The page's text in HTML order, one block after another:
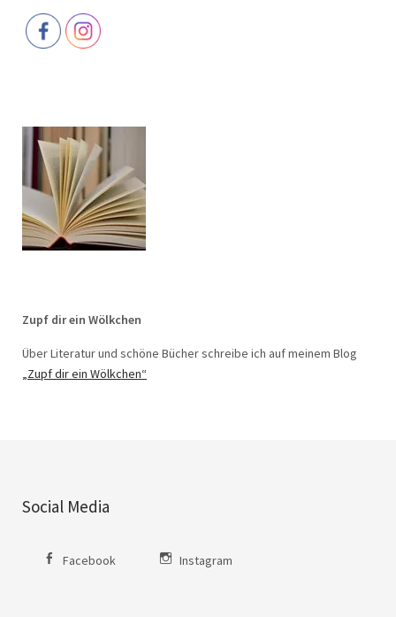
Zupf dir ein Wölkchen
Über Literatur und schöne Bücher schreibe ich auf meinem Blog
„Zupf dir ein Wölkchen“
Social Media
Facebook Instagram